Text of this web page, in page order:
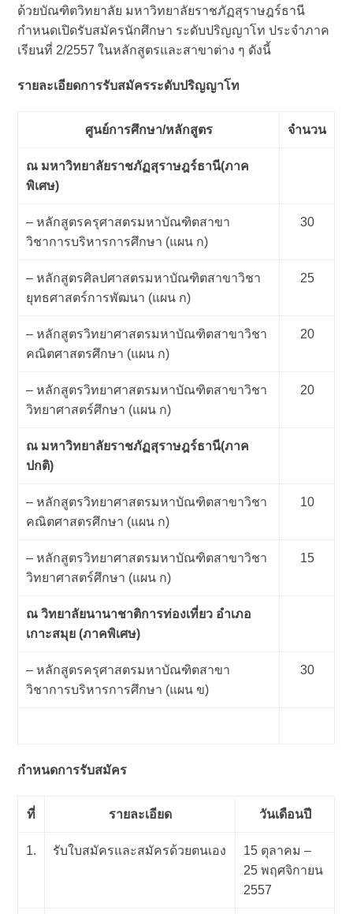
ด้วยบัณฑิตวิทยาลัย มหาวิทยาลัยราชภัฏสุราษฎร์ธานี
กำหนดเปิดรับสมัครนักศึกษา ระดับปริญญาโท ประจำภาค
เรียนที่ 2/2557 ในหลักสูตรและสาขาต่าง ๆ ดังนี้
รายละเอียดการรับสมัครระดับปริญญาโท
ศูนย์การศึกษา/หลักสูตร จำนวน
ณ มหาวิทยาลัยราชภัฏสุราษฎร์ธานี(ภาค
พิเศษ)
– หลักสูตรครุศาสตรมหาบัณฑิตสาขา
วิชาการบริหารการศึกษา (แผน ก)
30
– หลักสูตรศิลปศาสตรมหาบัณฑิตสาขาวิชา
ยุทธศาสตร์การพัฒนา (แผน ก)
25
– หลักสูตรวิทยาศาสตรมหาบัณฑิตสาขาวิชา
คณิตศาสตรศึกษา (แผน ก)
20
– หลักสูตรวิทยาศาสตรมหาบัณฑิตสาขาวิชา
วิทยาศาสตร์ศึกษา (แผน ก)
20
ณ มหาวิทยาลัยราชภัฏสุราษฎร์ธานี(ภาค
ปกติ)
– หลักสูตรวิทยาศาสตรมหาบัณฑิตสาขาวิชา
คณิตศาสตรศึกษา (แผน ก)
10
– หลักสูตรวิทยาศาสตรมหาบัณฑิตสาขาวิชา
วิทยาศาสตร์ศึกษา (แผน ก)
15
ณ วิทยาลัยนานาชาติการท่องเที่ยว อำเภอ
เกาะสมุย (ภาคพิเศษ)
– หลักสูตรครุศาสตรมหาบัณฑิตสาขา
วิชาการบริหารการศึกษา (แผน ข)
30
กำหนดการรับสมัคร
ที่ รายละเอียด วันเดือนปี
1. รับใบสมัครและสมัครด้วยตนเอง
15 ตุลาคม –
25 พฤศจิกายน
2557